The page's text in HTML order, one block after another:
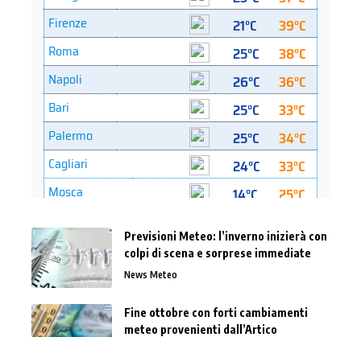
Previsioni Meteo: l’inverno inizierà con
colpi di scena e sorprese immediate
News Meteo
Fine ottobre con forti cambiamenti
meteo provenienti dall’Artico